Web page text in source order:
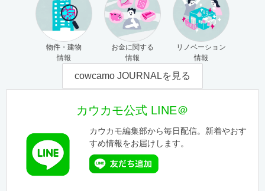
物件・建物
情報
お金に関する
情報
リノベーション
情報
cowcamo JOURNALを見る
カウカモ公式 LINE＠
カウカモ編集部から毎日配信。新着やおす
すめ情報をお届けします。